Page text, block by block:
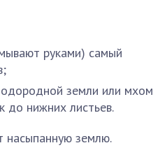
руками) самый
земли или мхом
до нижних листьев.
насыпанную землю.